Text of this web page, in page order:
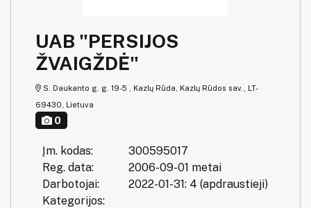
UAB "PERSIJOS
ŽVAIGŽDĖ"
S. Daukanto g. g. 19-5 , Kazlų Rūda, Kazlų Rūdos sav., LT-
69430, Lietuva
0
Įm. kodas:
300595017
Reg. data:
2006-09-01 metai
Darbotojai:
2022-01-31: 4 (apdraustieji)
Kategorijos: